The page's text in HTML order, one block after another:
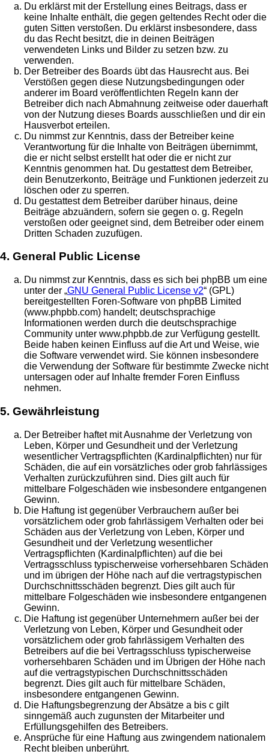
Du erklärst mit der Erstellung eines Beitrags, dass er
keine Inhalte enthält, die gegen geltendes Recht oder die
guten Sitten verstoßen. Du erklärst insbesondere, dass
du das Recht besitzt, die in deinen Beiträgen
verwendeten Links und Bilder zu setzen bzw. zu
verwenden.
Der Betreiber des Boards übt das Hausrecht aus. Bei
Verstößen gegen diese Nutzungsbedingungen oder
anderer im Board veröffentlichten Regeln kann der
Betreiber dich nach Abmahnung zeitweise oder dauerhaft
von der Nutzung dieses Boards ausschließen und dir ein
Hausverbot erteilen.
Du nimmst zur Kenntnis, dass der Betreiber keine
Verantwortung für die Inhalte von Beiträgen übernimmt,
die er nicht selbst erstellt hat oder die er nicht zur
Kenntnis genommen hat. Du gestattest dem Betreiber,
dein Benutzerkonto, Beiträge und Funktionen jederzeit zu
löschen oder zu sperren.
Du gestattest dem Betreiber darüber hinaus, deine
Beiträge abzuändern, sofern sie gegen o. g. Regeln
verstoßen oder geeignet sind, dem Betreiber oder einem
Dritten Schaden zuzufügen.
4. General Public License
Du nimmst zur Kenntnis, dass es sich bei phpBB um eine
unter der „GNU General Public License v2“ (GPL)
bereitgestellten Foren-Software von phpBB Limited
(www.phpbb.com) handelt; deutschsprachige
Informationen werden durch die deutschsprachige
Community unter www.phpbb.de zur Verfügung gestellt.
Beide haben keinen Einfluss auf die Art und Weise, wie
die Software verwendet wird. Sie können insbesondere
die Verwendung der Software für bestimmte Zwecke nicht
untersagen oder auf Inhalte fremder Foren Einfluss
nehmen.
5. Gewährleistung
Der Betreiber haftet mit Ausnahme der Verletzung von
Leben, Körper und Gesundheit und der Verletzung
wesentlicher Vertragspflichten (Kardinalpflichten) nur für
Schäden, die auf ein vorsätzliches oder grob fahrlässiges
Verhalten zurückzuführen sind. Dies gilt auch für
mittelbare Folgeschäden wie insbesondere entgangenen
Gewinn.
Die Haftung ist gegenüber Verbrauchern außer bei
vorsätzlichem oder grob fahrlässigem Verhalten oder bei
Schäden aus der Verletzung von Leben, Körper und
Gesundheit und der Verletzung wesentlicher
Vertragspflichten (Kardinalpflichten) auf die bei
Vertragsschluss typischerweise vorhersehbaren Schäden
und im übrigen der Höhe nach auf die vertragstypischen
Durchschnittsschäden begrenzt. Dies gilt auch für
mittelbare Folgeschäden wie insbesondere entgangenen
Gewinn.
Die Haftung ist gegenüber Unternehmern außer bei der
Verletzung von Leben, Körper und Gesundheit oder
vorsätzlichem oder grob fahrlässigem Verhalten des
Betreibers auf die bei Vertragsschluss typischerweise
vorhersehbaren Schäden und im Übrigen der Höhe nach
auf die vertragstypischen Durchschnittsschäden
begrenzt. Dies gilt auch für mittelbare Schäden,
insbesondere entgangenen Gewinn.
Die Haftungsbegrenzung der Absätze a bis c gilt
sinngemäß auch zugunsten der Mitarbeiter und
Erfüllungsgehilfen des Betreibers.
Ansprüche für eine Haftung aus zwingendem nationalem
Recht bleiben unberührt.